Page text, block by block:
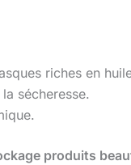
riches en
sécheresse.
produits